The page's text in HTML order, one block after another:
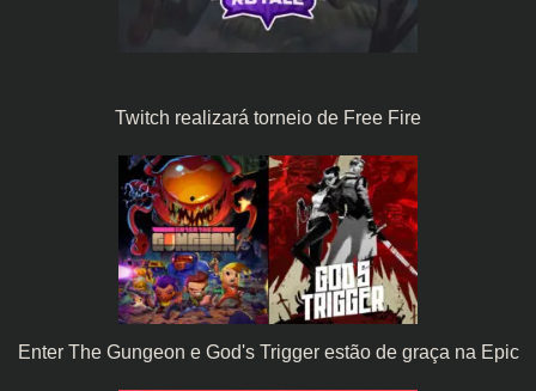
Twitch realizará torneio de Free Fire
Enter The Gungeon e God's Trigger estão de graça na Epic